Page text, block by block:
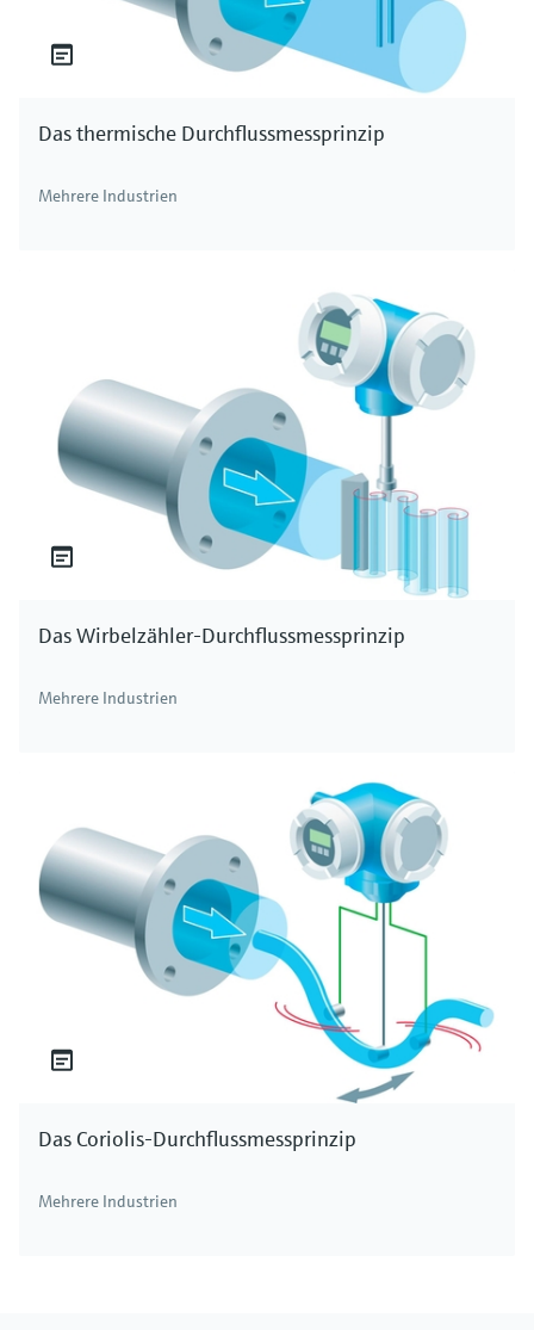
Das thermische Durchflussmessprinzip
Mehrere Industrien
Das Wirbelzähler-Durchflussmessprinzip
Mehrere Industrien
Das Coriolis-Durchflussmessprinzip
Mehrere Industrien